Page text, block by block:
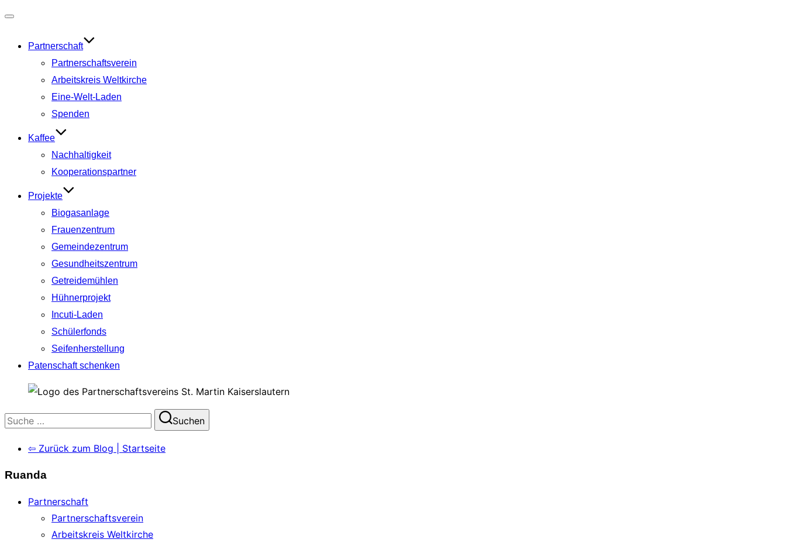
umschalten
Partnerschaft
Partnerschaftsverein
Arbeitskreis Weltkirche
Eine-Welt-Laden
Spenden
Kaffee
Nachhaltigkeit
Kooperationspartner
Projekte
Biogasanlage
Frauenzentrum
Gemeindezentrum
Gesundheitszentrum
Getreidemühlen
Hühnerprojekt
Incuti-Laden
Schülerfonds
Seifenherstellung
Patenschaft schenken
Suchen
Suchen
⇦ Zurück zum Blog | Startseite
Ruanda
Partnerschaft
Partnerschaftsverein
Arbeitskreis Weltkirche